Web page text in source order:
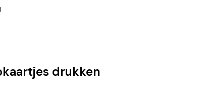
drukken